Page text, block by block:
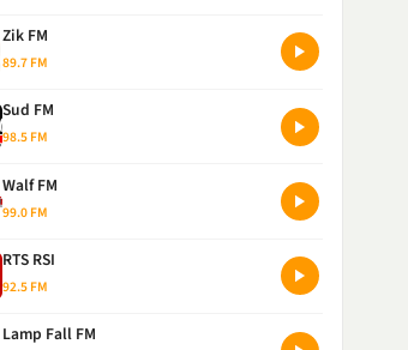
Zik FM
89.7 FM
Sud FM
98.5 FM
Walf FM
99.0 FM
RTS RSI
92.5 FM
Lamp Fall FM